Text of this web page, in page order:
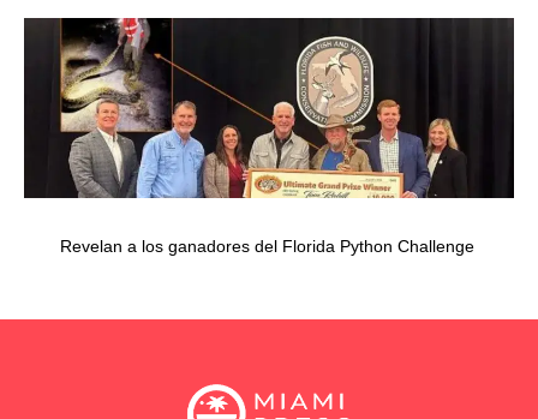
Revelan a los ganadores del Florida Python Challenge